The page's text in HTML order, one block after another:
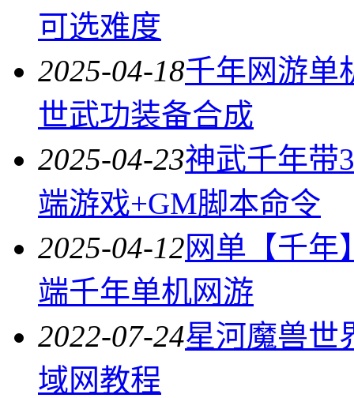
可选难度
2025-04-18千年网游单
世武功装备合成
2025-04-23神武千年带
端游戏+GM脚本命令
2025-04-12网单【千年
端千年单机网游
2022-07-24星河魔兽世
域网教程